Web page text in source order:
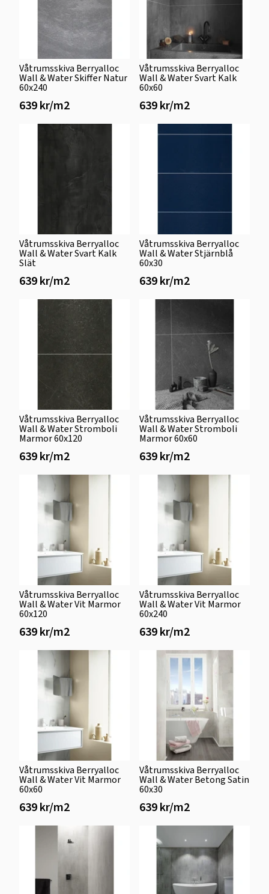
Våtrumsskiva Berryalloc
Wall & Water Skiffer Natur
60x240
639 kr/m2
Våtrumsskiva Berryalloc
Wall & Water Svart Kalk
60x60
639 kr/m2
Våtrumsskiva Berryalloc
Wall & Water Svart Kalk
Slät
639 kr/m2
Våtrumsskiva Berryalloc
Wall & Water Stjärnblå
60x30
639 kr/m2
Våtrumsskiva Berryalloc
Wall & Water Stromboli
Marmor 60x120
639 kr/m2
Våtrumsskiva Berryalloc
Wall & Water Stromboli
Marmor 60x60
639 kr/m2
Våtrumsskiva Berryalloc
Wall & Water Vit Marmor
60x120
639 kr/m2
Våtrumsskiva Berryalloc
Wall & Water Vit Marmor
60x240
639 kr/m2
Våtrumsskiva Berryalloc
Wall & Water Vit Marmor
60x60
639 kr/m2
Våtrumsskiva Berryalloc
Wall & Water Betong Satin
60x30
639 kr/m2